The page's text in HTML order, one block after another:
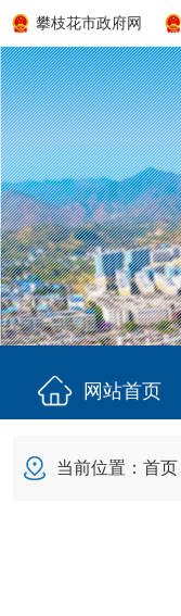
攀枝花市政府网
网站首页
当前位置： 首页